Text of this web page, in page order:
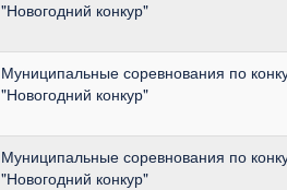
"Новогодний конкур"
Муниципальные соревнования по
"Новогодний конкур"
Муниципальные соревнования по
"Новогодний конкур"